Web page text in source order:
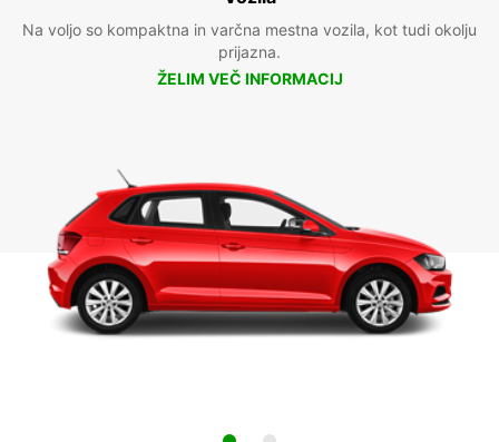
Na voljo so kompaktna in varčna mestna vozila, kot tudi okolju
prijazna.
ŽELIM VEČ INFORMACIJ